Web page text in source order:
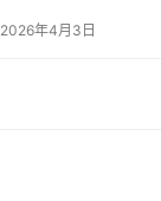
2026年4月3日